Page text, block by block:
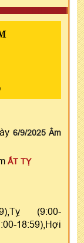
6/9/2025 Âm
ẤT TỴ
(9:00-
18:59),Hợi